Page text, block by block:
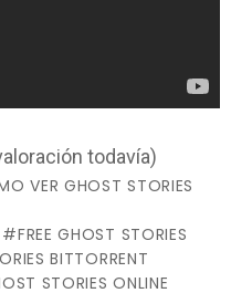
todavía)
VER GHOST STORIES
FREE GHOST STORIES
BITTORRENT
STORIES ONLINE